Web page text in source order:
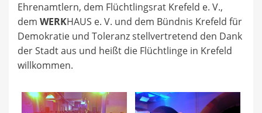
Ehrenamtlern, dem Flüchtlingsrat Krefeld e. V.,
dem WERKHAUS e. V. und dem Bündnis Krefeld für
Demokratie und Toleranz stellvertretend den Dank
der Stadt aus und heißt die Flüchtlinge in Krefeld
willkommen.